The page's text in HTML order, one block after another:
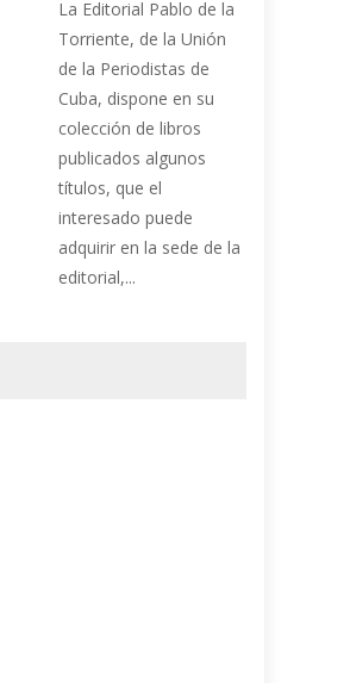
La Editorial Pablo de la
Torriente, de la Unión
de la Periodistas de
Cuba, dispone en su
colección de libros
publicados algunos
títulos, que el
interesado puede
adquirir en la sede de la
editorial,...